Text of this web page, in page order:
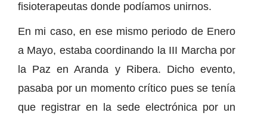
fisioterapeutas donde podíamos unirnos.
En mi caso, en ese mismo periodo de Enero
a Mayo, estaba coordinando la III Marcha por
la Paz en Aranda y Ribera. Dicho evento,
pasaba por un momento crítico pues se tenía
que registrar en la sede electrónica por un